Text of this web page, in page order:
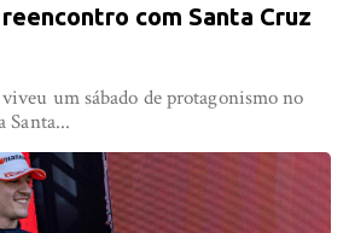
com Santa Cruz
um sábado de protagonismo no
Santa...